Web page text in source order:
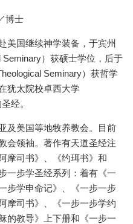
博士
美国继续神学装备，于宾州
）获硕士学位，后于
Seminary）获哲学
犹太院校卓西大学
经。
及美国等地牧养教会。目前
会领袖。著作有天道圣经注
摩司书》、《约珥书》和
一步学圣经系列：着有《一
步学申命记》、《一步一步
摩司书》、《一步一步学约
的教导》上下册和《一步一